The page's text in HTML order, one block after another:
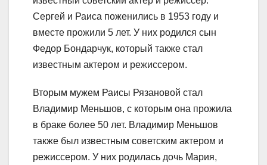
Сергей и Раиса поженились в 1953 году и
вместе прожили 5 лет. У них родился сын
Федор Бондарчук, который также стал
известным актером и режиссером.
Вторым мужем Раисы Рязановой стал
Владимир Меньшов, с которым она прожила
в браке более 50 лет. Владимир Меньшов
также был известным советским актером и
режиссером. У них родилась дочь Мария,